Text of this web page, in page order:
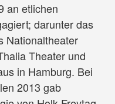
an etlichen
darunter das
Nationaltheater
Theater und
in Hamburg. Bei
2013 gab